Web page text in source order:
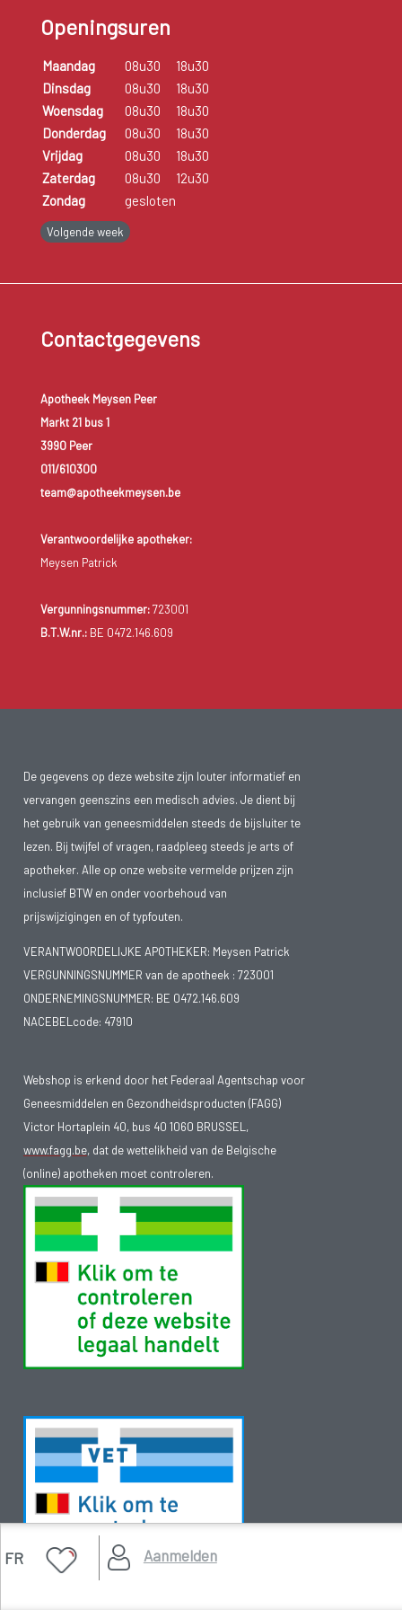
FR Aanmelden
Openingsuren
Maandag 08u30
18u30
Dinsdag
08u30
18u30
Woensdag
08u30
18u30
Donderdag
08u30
18u30
Vrijdag
08u30
18u30
Zaterdag
08u30
12u30
Zondag
gesloten
Volgende week
Contactgegevens
Apotheek Meysen Peer
Markt 21 bus 1
3990 Peer
011/610300
team@apotheekmeysen.be
Verantwoordelijke apotheker:
Meysen Patrick
Vergunningsnummer:723001
B.T.W.nr.:BE 0472.146.609
De gegevens op deze website zijn louter informatief en
vervangen geenszins een medisch advies. Je dient bij
het gebruik van geneesmiddelen steeds de bijsluiter te
lezen. Bij twijfel of vragen, raadpleeg steeds je arts of
apotheker. Alle op onze website vermelde prijzen zijn
inclusief BTW en onder voorbehoud van
prijswijzigingen en of typfouten.
VERANTWOORDELIJKE APOTHEKER: Meysen Patrick
VERGUNNINGSNUMMER van de apotheek : 723001
ONDERNEMINGSNUMMER: BE 0472.146.609
NACEBELcode: 47910
Webshop is erkend door het Federaal Agentschap voor
Geneesmiddelen en Gezondheidsproducten (FAGG)
Victor Hortaplein 40, bus 40 1060 BRUSSEL,
www.fagg.be, dat de wettelikheid van de Belgische
(online) apotheken moet controleren.